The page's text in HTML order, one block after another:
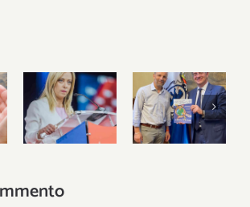
Le tre
lezioni del
25
Intervista
a Emilio
Del Bono